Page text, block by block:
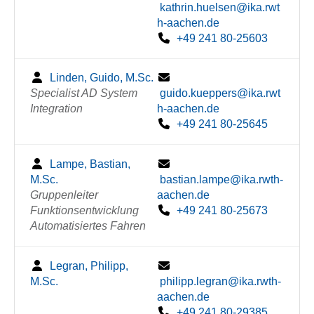
kathrin.huelsen@ika.rwt
h-aachen.de
+49 241 80-25603
Linden, Guido, M.Sc.
Specialist AD System
Integration
guido.kueppers@ika.rwt
h-aachen.de
+49 241 80-25645
Lampe, Bastian,
M.Sc.
Gruppenleiter
Funktionsentwicklung
Automatisiertes Fahren
bastian.lampe@ika.rwth-
aachen.de
+49 241 80-25673
Legran, Philipp,
M.Sc.
philipp.legran@ika.rwth-
aachen.de